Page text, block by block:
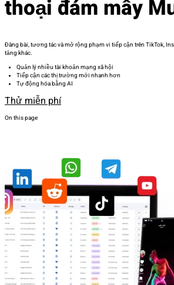
thoại đám mây
Đăng bài, tương tác và mở rộng phạm vi tiếp cận trên TikTok,
tảng khác.
Quản lý nhiều tài khoản mạng xã hội
Tiếp cận các thị trường mới nhanh hơn
Tự động hóa bằng AI
Thử miễn phí
On this page